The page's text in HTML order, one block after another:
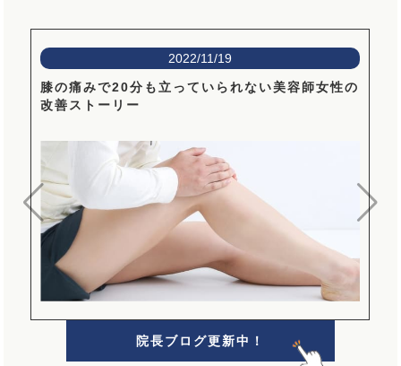
2022/11/19
膝の痛みで20分も立っていられない美容師女性の
改善ストーリー
院長ブログ更新中！